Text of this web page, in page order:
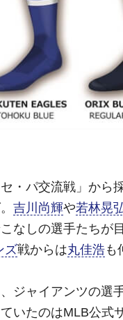
・パ交流戦」から
吉川尚輝や若林晃
なしの選手たちが
ズ戦からは丸佳浩も
ジャイアンツの選
いたのはMLB公式